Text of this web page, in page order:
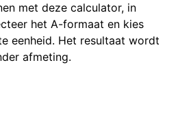
met deze calculator, in
het A-formaat en kies
eenheid. Het resultaat wordt
afmeting.